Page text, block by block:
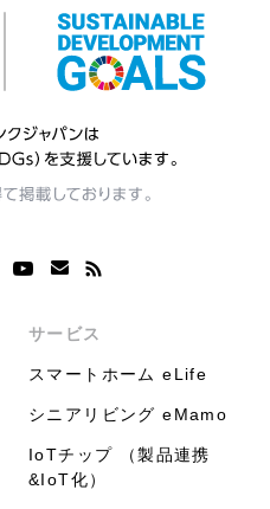
サービス
スマートホーム eLife
シニアリビング eMamo
IoTチップ （製品連携
&IoT化）